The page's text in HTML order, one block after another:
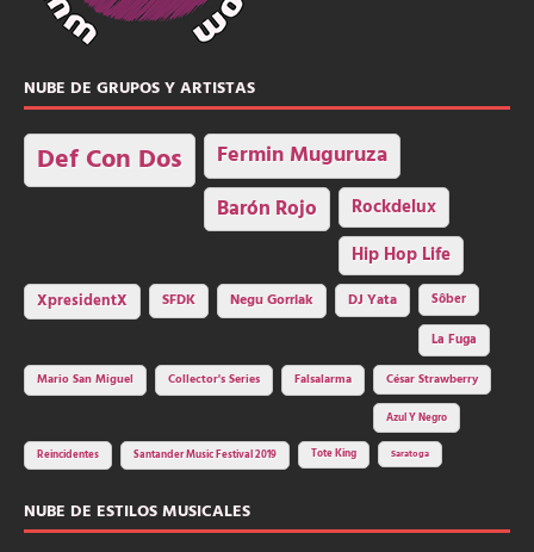
NUBE DE GRUPOS Y ARTISTAS
Def Con Dos Fermin Muguruza
Barón Rojo Rockdelux
Hip Hop Life
XpresidentX SFDK Negu Gorriak DJ Yata
Sôber
La Fuga
Mario San Miguel
Collector's Series Falsalarma César Strawberry
Azul Y Negro
Reincidentes Santander Music Festival 2019 Tote King Saratoga
NUBE DE ESTILOS MUSICALES